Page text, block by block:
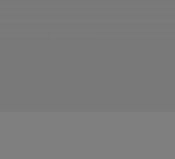
jej jędrność i napięcie.
czyli jej warstwy ochronnej